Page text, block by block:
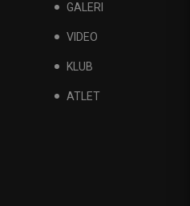
GALERI
VIDEO
KLUB
ATLET